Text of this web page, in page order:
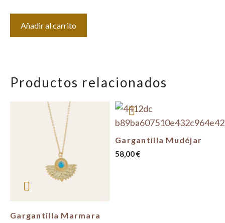
Añadir al carrito
Productos relacionados
Gargantilla Marmara
Gargantilla Mudéjar
58,00€